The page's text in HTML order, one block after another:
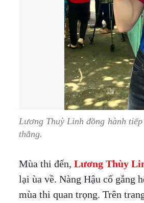
Lương Thuỳ Linh đồng hành
thẳng.
Mùa thi đến, Lương Thùy
lại ùa về. Nàng Hậu cố gắng
mùa thi quan trọng. Trên